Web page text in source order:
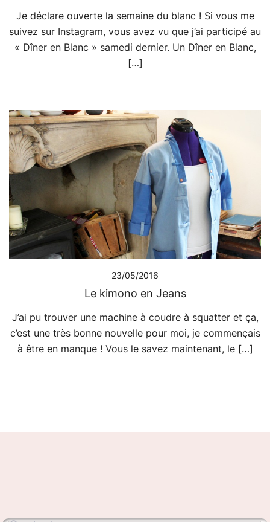
Je déclare ouverte la semaine du blanc ! Si vous me
suivez sur Instagram, vous avez vu que j’ai participé au
« Dîner en Blanc » samedi dernier. Un Dîner en Blanc,
[…]
23/05/2016
Le kimono en Jeans
J’ai pu trouver une machine à coudre à squatter et ça,
c’est une très bonne nouvelle pour moi, je commençais
à être en manque ! Vous le savez maintenant, le […]